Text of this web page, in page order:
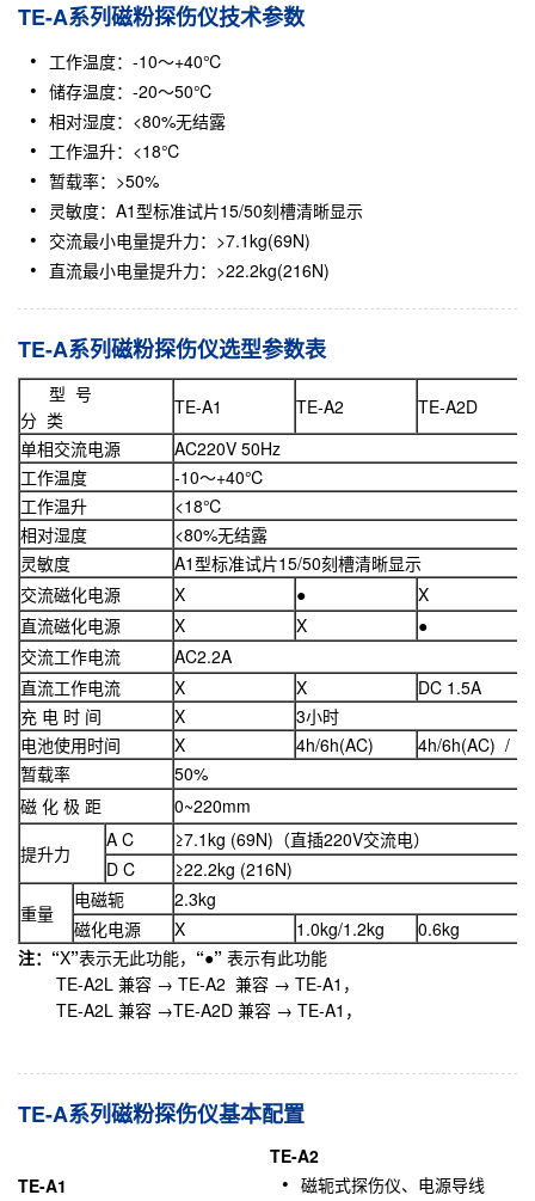
TE-A系列磁粉探伤仪技术参数
工作温度：-10～+40℃
储存温度：-20～50℃
相对湿度：<80%无结露
工作温升：<18℃
暂载率：>50%
灵敏度：A1型标准试片15/50刻槽清晰显示
交流最小电量提升力：>7.1kg(69N)
直流最小电量提升力：>22.2kg(216N)
TE-A系列磁粉探伤仪选型参数表
型 号
分 类
TE-A1 TE-A2
TE-A2D
单相交流电源
AC220V 50Hz
工作温度
-10～+40℃
工作温升
<18℃
相对湿度
<80%无结露
灵敏度
A1型标准试片15/50刻槽清晰显示
交流磁化电源
X ●
X
直流磁化电源
X X
●
交流工作电流
AC2.2A
直流工作电流
X X
DC 1.5A
充 电 时 间
X
3小时
电池使用时间
X 4h/6h(AC)
4h/6h(AC) /
暂载率
50%
磁 化 极 距
0~220mm
提升力
A C
≥7.1kg (69N)（直插220V交流电）
D C
≥22.2kg (216N)
重量
电磁轭
2.3kg
磁化电源
X 1.0kg/1.2kg
0.6kg
注：“X”表示无此功能， “●” 表示有此功能
TE-A2L 兼容 → TE-A2 兼容 → TE-A1，
TE-A2L 兼容 →TE-A2D 兼容 → TE-A1，
TE-A系列磁粉探伤仪基本配置
TE-A1
TE-A2
磁轭式探伤仪、电源导线